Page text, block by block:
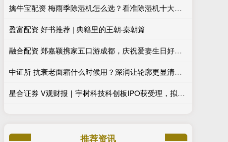
擒牛宝配资 梅雨季除湿机怎么选？看准除湿机十大品牌德业
盈富配资 好书推荐 | 典籍里的王朝·秦朝篇
融合配资 郑嘉颖携家五口游成都，庆祝爱妻生日好甜蜜，三子颜值全在线_陈凯琳_儿子_状态
中证所 抗衰老面霜什么时候用？深润让轮廓更显清晰_肌肤_颜之初_成分表
星合证券 V观财报｜宇树科技科创板IPO获受理，拟融资42.02亿
推荐资讯